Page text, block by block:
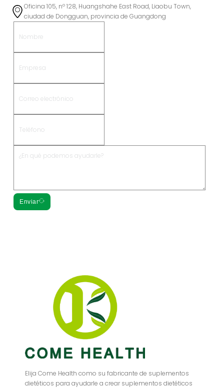
Oficina 105, nº 128, Huangshahe East Road, Liaobu Town,
ciudad de Dongguan, provincia de Guangdong
Enviar
Elija Come Health como su fabricante de suplementos
dietéticos para ayudarle a crear suplementos dietéticos